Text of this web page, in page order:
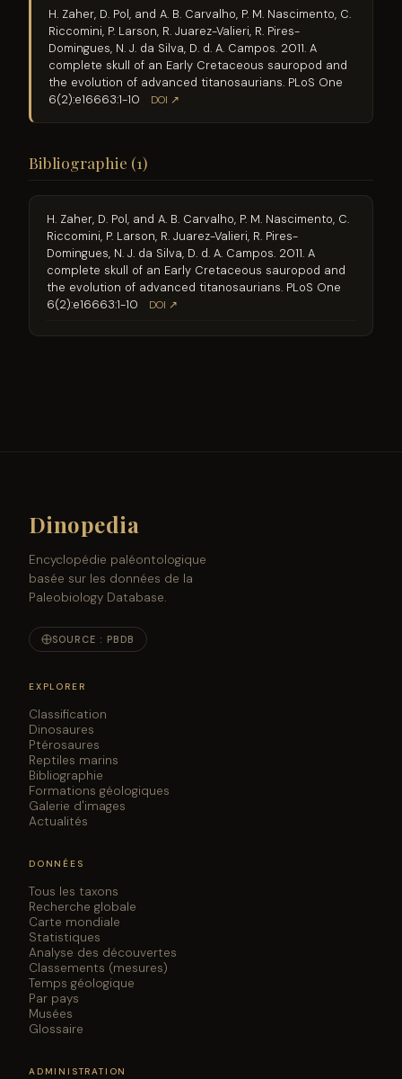
H. Zaher, D. Pol, and A. B. Carvalho, P. M. Nascimento, C.
Riccomini, P. Larson, R. Juarez-Valieri, R. Pires-
Domingues, N. J. da Silva, D. d. A. Campos. 2011. A
complete skull of an Early Cretaceous sauropod and
the evolution of advanced titanosaurians. PLoS One
6(2):e16663:1-10
DOI ↗
Bibliographie (1)
H. Zaher, D. Pol, and A. B. Carvalho, P. M. Nascimento, C.
Riccomini, P. Larson, R. Juarez-Valieri, R. Pires-
Domingues, N. J. da Silva, D. d. A. Campos. 2011. A
complete skull of an Early Cretaceous sauropod and
the evolution of advanced titanosaurians. PLoS One
6(2):e16663:1-10
DOI ↗
Dinopedia
Encyclopédie paléontologique
basée sur les données de la
Paleobiology Database.
SOURCE : PBDB
EXPLORER
Classification
Dinosaures
Ptérosaures
Reptiles marins
Bibliographie
Formations géologiques
Galerie d'images
Actualités
DONNÉES
Tous les taxons
Recherche globale
Carte mondiale
Statistiques
Analyse des découvertes
Classements (mesures)
Temps géologique
Par pays
Musées
Glossaire
ADMINISTRATION